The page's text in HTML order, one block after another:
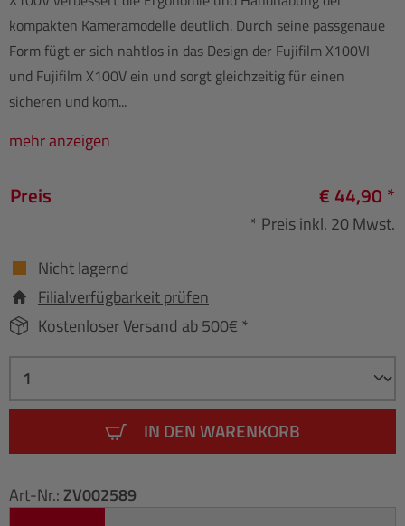
kompakten Kameramodelle deutlich. Durch seine passgenaue
Form fügt er sich nahtlos in das Design der Fujifilm X100VI
und Fujifilm X100V ein und sorgt gleichzeitig für einen
sicheren und kom...
mehr anzeigen
Preis € 44,90 *
* Preis inkl. 20 Mwst.
Nicht lagernd
Filialverfügbarkeit prüfen
Kostenloser Versand ab 500€ *
IN DEN WARENKORB
Art-Nr.: ZV002589